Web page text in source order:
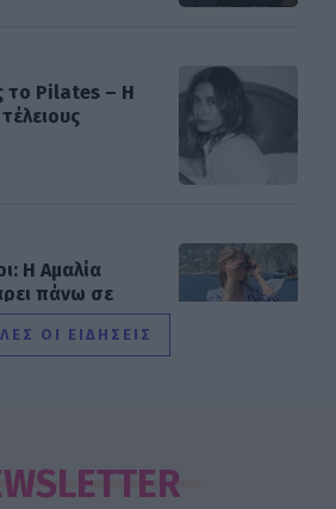
το Pilates – Η
Η Αμαλία
πάνω σε
Τζανουδάκη
ΟΙ ΕΙΔΗΣΕΙΣ